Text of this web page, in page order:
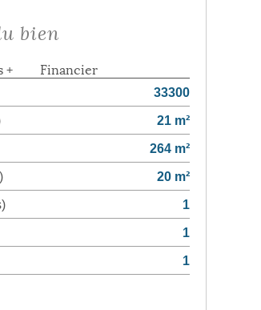
bien
+ Financier
33300
21 m²
264 m²
20 m²
1
1
1